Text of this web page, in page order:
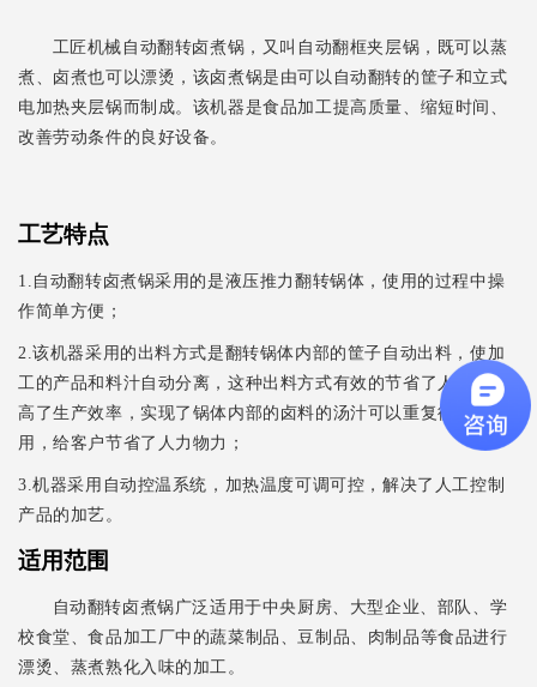
工匠机械自动翻转卤煮锅，又叫自动翻框夹层锅，既可以蒸
煮、卤煮也可以漂烫，该卤煮锅是由可以自动翻转的筐子和立式
电加热夹层锅而制成。该机器是食品加工提高质量、缩短时间、
改善劳动条件的良好设备。
工艺特点
1.自动翻转卤煮锅采用的是液压推力翻转锅体，使用的过程中操
作简单方便；
2.该机器采用的出料方式是翻转锅体内部的筐子自动出料，使加
工的产品和料汁自动分离，这种出料方式有效的节省了人工，提
高了生产效率，实现了锅体内部的卤料的汤汁可以重复循环的使
用，给客户节省了人力物力；
3.机器采用自动控温系统，加热温度可调可控，解决了人工控制
产品的加艺。
适用范围
自动翻转卤煮锅广泛适用于中央厨房、大型企业、部队、学
校食堂、食品加工厂中的蔬菜制品、豆制品、肉制品等食品进行
漂烫、蒸煮熟化入味的加工。